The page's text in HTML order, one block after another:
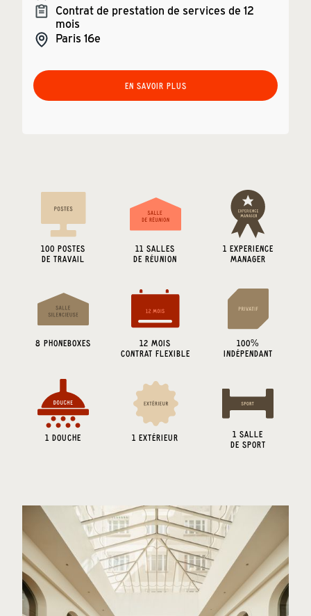
100 POSTES
DE TRAVAIL
11 SALLES
DE RÉUNION
1 EXPERIENCE
MANAGER
8 PHONEBOXES
12 MOIS
CONTRAT FLEXIBLE
100%
INDÉPENDANT
1 DOUCHE 1 EXTÉRIEUR 1 SALLE
DE SPORT
Contrat de prestation de services de 12
mois
Paris 16e
EN SAVOIR PLUS